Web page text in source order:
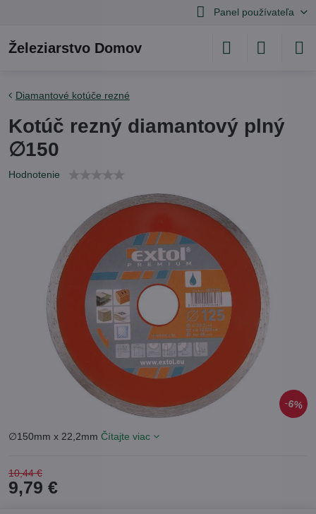
Panel používateľa
Železiarstvo Domov
6%
Diamantové kotúče rezné
Kotúč rezný diamantový plný
∅150
Hodnotenie
∅150mm x 22,2mm Čítajte viac
10,44 €
9,79 €